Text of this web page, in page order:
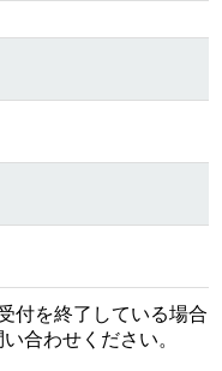
付を終了している場合
合わせください。